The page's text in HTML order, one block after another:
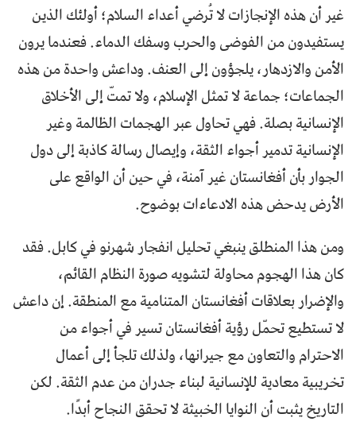
غير أن هذه الإنجازات لا تُرضي أعداء السلام؛ أولئك الذين
يستفيدون من الفوضى والحرب وسفك الدماء. فعندما يرون
الأمن والازدهار، يلجؤون إلى العنف. وداعش واحدة من هذه
الجماعات؛ جماعة لا تمثل الإسلام، ولا تمتّ إلى الأخلاق
الإنسانية بصلة. فهي تحاول عبر الهجمات الظالمة وغير
الإنسانية تدمير أجواء الثقة، وإيصال رسالة كاذبة إلى دول
الجوار بأن أفغانستان غير آمنة، في حين أن الواقع على
الأرض يدحض هذه الادعاءات بوضوح.
ومن هذا المنطلق ينبغي تحليل انفجار شهرنو في كابل. فقد
كان هذا الهجوم محاولة لتشويه صورة النظام القائم،
والإضرار بعلاقات أفغانستان المتنامية مع المنطقة. إن داعش
لا تستطيع تحمّل رؤية أفغانستان تسير في أجواء من
الاحترام والتعاون مع جيرانها، ولذلك تلجأ إلى أعمال
تخريبية معادية للإنسانية لبناء جدران من عدم الثقة. لكن
التاريخ يثبت أن النوايا الخبيثة لا تحقق النجاح أبدًا.